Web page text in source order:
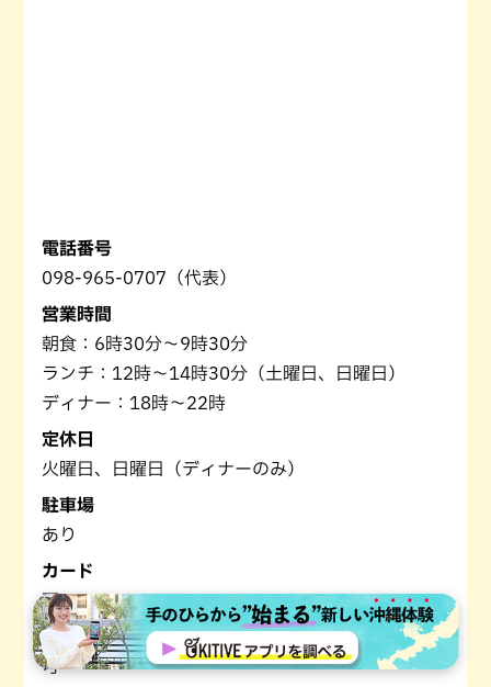
電話番号
098-965-0707（代表）
営業時間
朝食：6時30分～9時30分
ランチ：12時～14時30分（土曜日、日曜日）
ディナー：18時～22時
定休日
火曜日、日曜日（ディナーのみ）
駐車場
あり
カード
可
電子マネー
可